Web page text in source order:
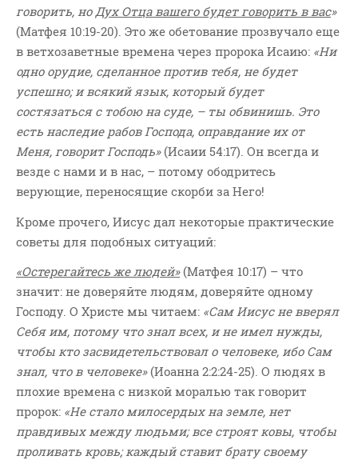
говорить, ноДух Отца вашего будет говорить в вас»
(Матфея 10:19-20). Это же обетование прозвучало еще
в ветхозаветные времена через пророка Исаию: «Ни
одно орудие, сделанное против тебя, не будет
успешно; и всякий язык, который будет
состязаться с тобою на суде, – ты обвинишь. Это
есть наследие рабов Господа, оправдание их от
Меня, говорит Господь»(Исаии 54:17). Он всегда и
везде с нами и в нас, – потому ободритесь
верующие, переносящие скорби за Него!
Кроме прочего, Иисус дал некоторые практические
советы для подобных ситуаций:
«Остерегайтесь же людей»(Матфея 10:17) – что
значит: не доверяйте людям, доверяйте одному
Господу. О Христе мы читаем: «Сам Иисус не вверял
Себя им, потому что знал всех, и не имел нужды,
чтобы кто засвидетельствовал о человеке, ибо Сам
знал, что в человеке»(Иоанна 2:2:24-25). О людях в
плохие времена с низкой моралью так говорит
пророк: «Не стало милосердых на земле, нет
правдивых между людьми; все строят ковы, чтобы
проливать кровь; каждый ставит брату своему